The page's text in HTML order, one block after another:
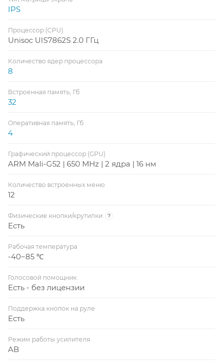
IPS
Процессор (CPU)
Unisoc UIS7862S 2.0 ГГц
Количество ядер процессора
8
Встроенная память, Гб
32
Оперативная память, Гб
4
Графический процессор (GPU)
ARM Mali-G52 | 650 MHz | 2 ядра | 16 нм
Количество встроенных меню
12
Физические кнопки/крутилки ?
Есть
Рабочая температура
-40~85 ℃
Голосовой помощник
Есть - без лицензии
Поддержка кнопок на руле
Есть
Режим работы усилителя
AB